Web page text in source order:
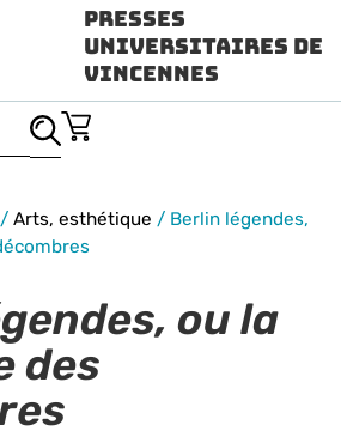
Presses
Universitaires de
Vincennes
/ Arts, esthétique / Berlin légendes,
ou la
des